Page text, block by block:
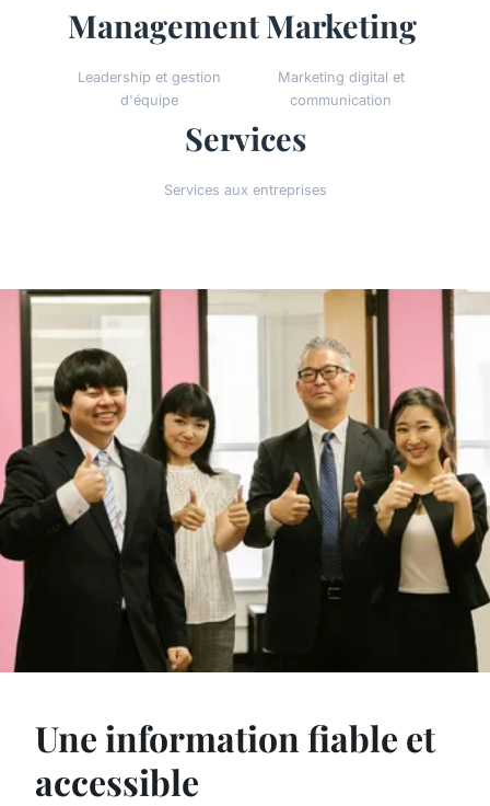
Management
Leadership et gestion
d'équipe
Marketing
Marketing digital et
communication
Services
Services aux entreprises
Une information fiable et
accessible